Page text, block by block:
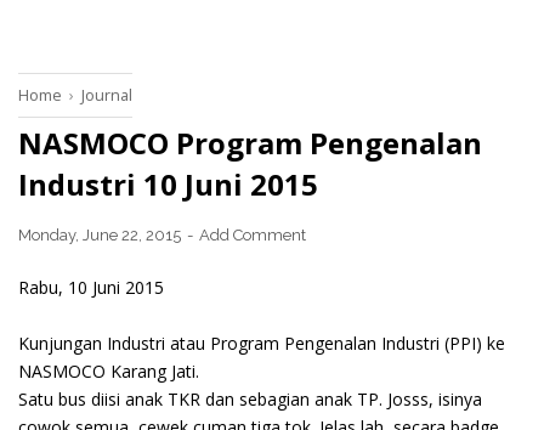
Home › Journal
NASMOCO Program Pengenalan
Industri 10 Juni 2015
Monday, June 22, 2015 Add Comment
Rabu, 10 Juni 2015
Kunjungan Industri atau Program Pengenalan Industri (PPI) ke
NASMOCO Karang Jati.
Satu bus diisi anak TKR dan sebagian anak TP. Josss, isinya